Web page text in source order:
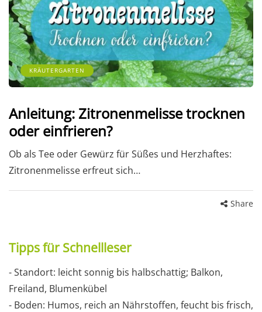
KRÄUTERGARTEN
Anleitung: Zitronenmelisse trocknen
oder einfrieren?
Ob als Tee oder Gewürz für Süßes und Herzhaftes:
Zitronenmelisse erfreut sich…
Share
Tipps für Schnellleser
- Standort: leicht sonnig bis halbschattig; Balkon,
Freiland, Blumenkübel
- Boden: Humos, reich an Nährstoffen, feucht bis frisch,